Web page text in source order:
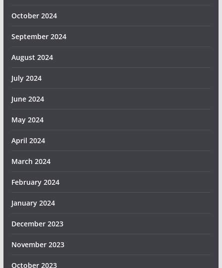
October 2024
September 2024
August 2024
July 2024
June 2024
May 2024
April 2024
March 2024
February 2024
January 2024
December 2023
November 2023
October 2023